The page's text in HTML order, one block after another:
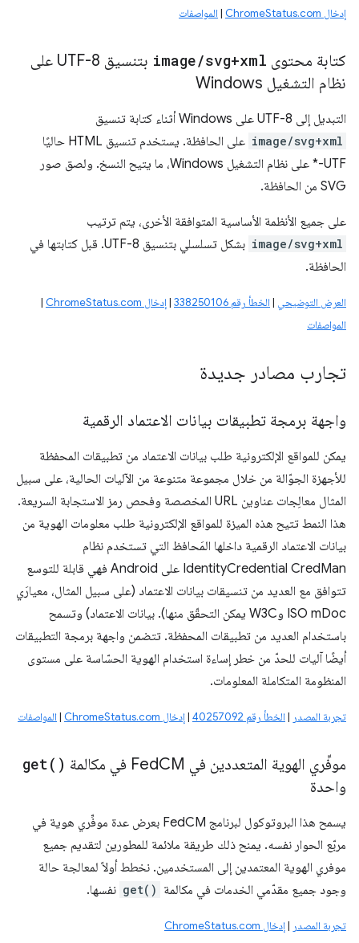
إدخال ChromeStatus.com |المواصفات
كتابة محتوى image/svg+xml
بتنسيق UTF-8 على
نظام التشغيل Windows
التبديل إلى UTF-8 على Windows أثناء كتابة تنسيق
image/svg+xml
على الحافظة. يستخدم تنسيق HTML حاليًا
UTF-* على نظام التشغيل Windows، ما يتيح النسخ. ولصق صور
SVG من الحافظة.
على جميع الأنظمة الأساسية المتوافقة الأخرى، يتم ترتيب
image/svg+xml
بشكل تسلسلي بتنسيق UTF-8. قبل كتابتها في
الحافظة.
العرض التوضيحي |الخطأ رقم 338250106 |إدخال ChromeStatus.com
|
المواصفات
تجارب مصادر جديدة
واجهة برمجة تطبيقات بيانات الاعتماد الرقمية
يمكن للمواقع الإلكترونية طلب بيانات الاعتماد من تطبيقات المحفظة
للأجهزة الجوّالة من خلال مجموعة متنوعة من الآليات الحالية، على سبيل
المثال معالِجات عناوين URL المخصصة وفحص رمز الاستجابة السريعة.
هذا النمط تتيح هذه الميزة للمواقع الإلكترونية طلب معلومات الهوية من
بيانات الاعتماد الرقمية داخلها المَحافظ التي تستخدم نظام
IdentityCredential CredMan على Android فهي قابلة للتوسع
تتوافق مع العديد من تنسيقات بيانات الاعتماد (على سبيل المثال، معيارَي
ISO mDoc وW3C يمكن التحقّق منها). بيانات الاعتماد) وتسمح
باستخدام العديد من تطبيقات المحفظة. تتضمن واجهة برمجة التطبيقات
أيضًا آليات للحدّ من خطر إساءة استخدام الهوية الحسّاسة على مستوى
المنظومة المتكاملة المعلومات.
تجربة المصدر |الخطأ رقم 40257092 |إدخال ChromeStatus.com |المواصفات
موفِّري الهوية المتعددين في Fed CM في مكالمة get( )
واحدة
يسمح هذا البروتوكول لبرنامج FedCM بعرض عدة موفِّري هوية في
مربّع الحوار نفسه. يمنح ذلك طريقة ملائمة للمطورين لتقديم جميع
موفري الهوية المعتمدين إلى المستخدمين. نخطط أولاً لمعالجة حالة
وجود جميع مقدّمي الخدمات في مكالمة get() نفسها.
تجربة المصدر |إدخال ChromeStatus.com